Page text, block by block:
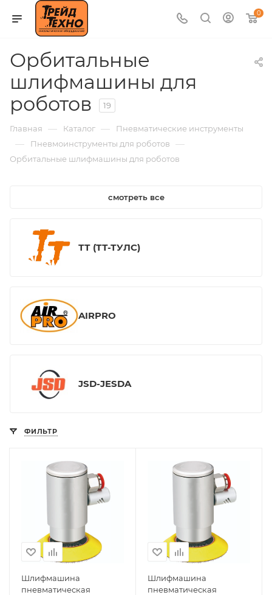
0
Орбитальные
шлифмашины для
роботов
19
Главная — Каталог — Пневматические инструменты
— Пневмоинструменты для роботов —
Орбитальные шлифмашины для роботов
смотреть все
ТТ (ТТ-ТУЛС)
AIRPRO
JSD-JESDA
ФИЛЬТР
Шлифмашина
пневматическая
Шлифмашина
пневматическая